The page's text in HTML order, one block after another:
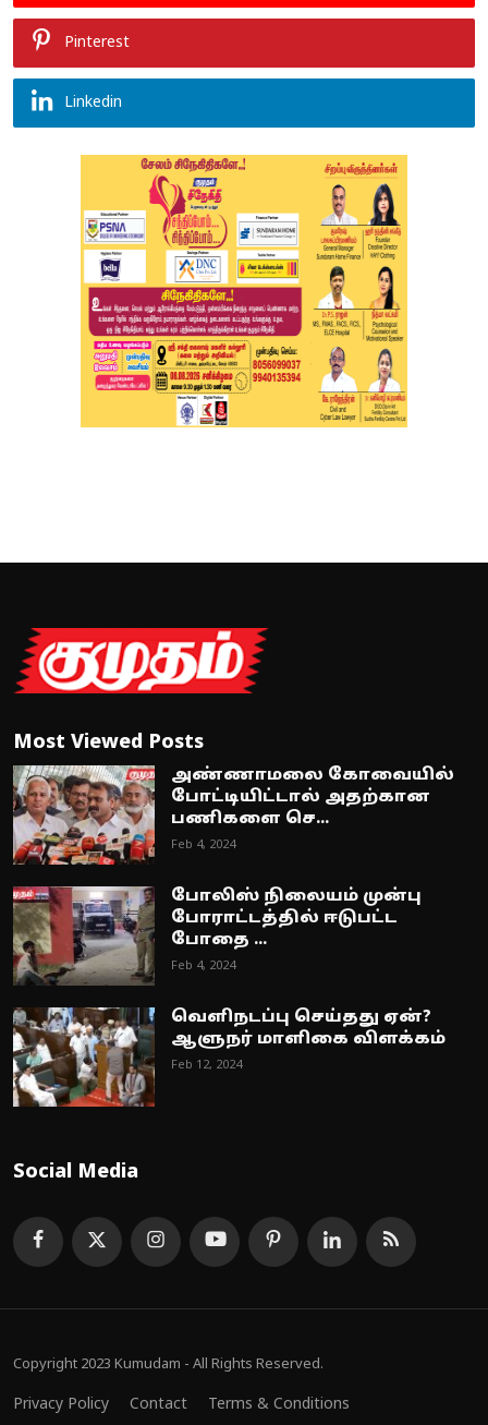
Pinterest
Linkedin
Most Viewed Posts
அண்ணாமலை கோவையில்
போட்டியிட்டால் அதற்கான
பணிகளை செ...
Feb 4, 2024
போலிஸ் நிலையம் முன்பு
போராட்டத்தில் ஈடுபட்ட
போதை ...
Feb 4, 2024
வெளிநடப்பு செய்தது ஏன்?
ஆளுநர் மாளிகை விளக்கம்
Feb 12, 2024
Social Media
Copyright 2023 Kumudam - All Rights Reserved.
Privacy Policy Contact Terms & Conditions